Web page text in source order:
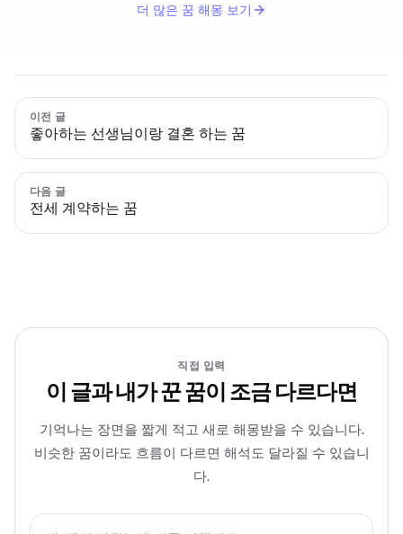
더 많은 꿈 해몽 보기
이전 글
좋아하는 선생님이랑 결혼 하는 꿈
다음 글
전세 계약하는 꿈
직접 입력
이 글과 내가 꾼 꿈이 조금 다르다면
기억나는 장면을 짧게 적고 새로 해몽받을 수 있습니다.
비슷한 꿈이라도 흐름이 다르면 해석도 달라질 수 있습니
다.